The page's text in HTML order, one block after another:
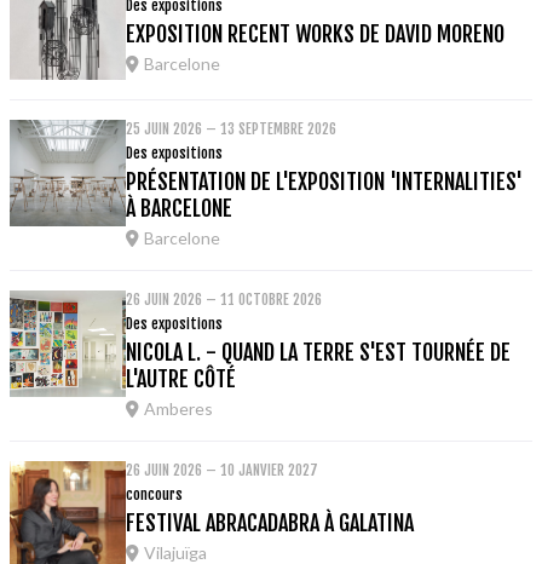
Des expositions
EXPOSITION RECENT WORKS DE DAVID MORENO
Barcelone
25 JUIN 2026 – 13 SEPTEMBRE 2026
Des expositions
PRÉSENTATION DE L'EXPOSITION 'INTERNALITIES'
À BARCELONE
Barcelone
26 JUIN 2026 – 11 OCTOBRE 2026
Des expositions
NICOLA L. - QUAND LA TERRE S'EST TOURNÉE DE
L'AUTRE CÔTÉ
Amberes
26 JUIN 2026 – 10 JANVIER 2027
concours
FESTIVAL ABRACADABRA À GALATINA
Vilajuïga